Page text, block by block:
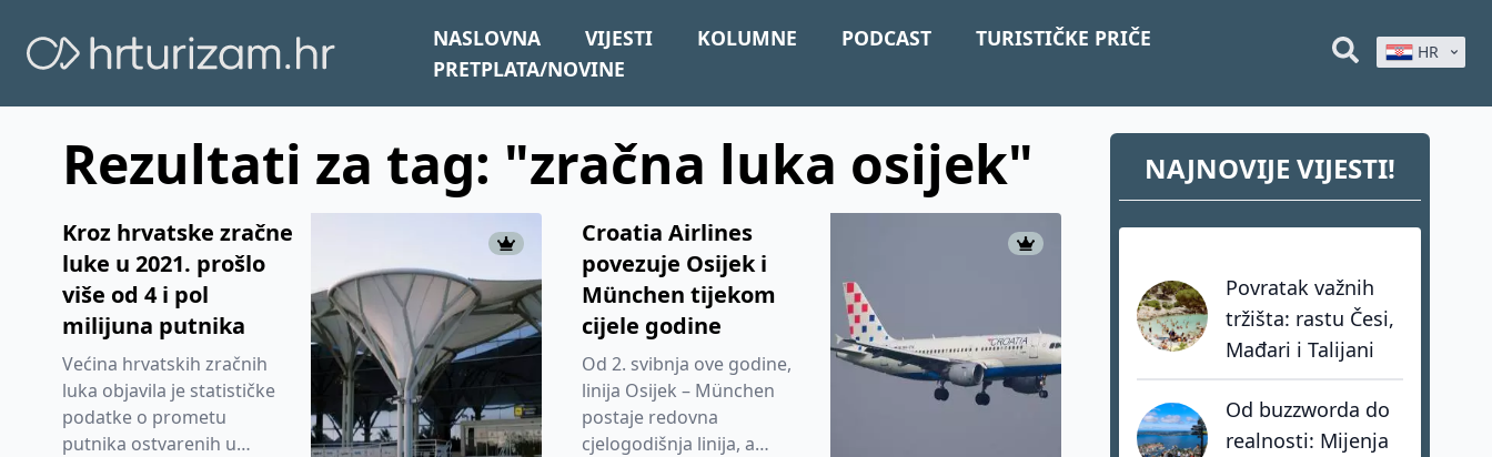
NASLOVNA VIJESTI KOLUMNE PODCAST
TURISTIČKE PRIČE
PRETPLATA/NOVINE
HR
Rezultati za tag: "zračna luka osijek"
Kroz hrvatske zračne
luke u 2021. prošlo
više od 4 i pol
milijuna putnika
Većina hrvatskih zračnih
luka objavila je statističke
podatke o prometu
putnika ostvarenih u
Croatia Airlines
povezuje Osijek i
München tijekom
cijele godine
Od 2. svibnja ove godine,
linija Osijek – München
postaje redovna
cjelogodišnja linija, a
NAJNOVIJE VIJESTI!
Povratak važnih
tržišta: rastu Česi,
Mađari i Talijani
Od buzzworda do
realnosti: Mijenja